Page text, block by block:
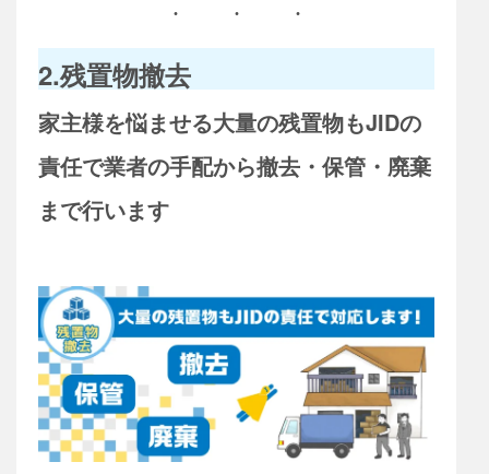
2.残置物撤去
家主様を悩ませる大量の残置物もJIDの
責任で業者の手配から撤去・保管・廃棄
まで行います